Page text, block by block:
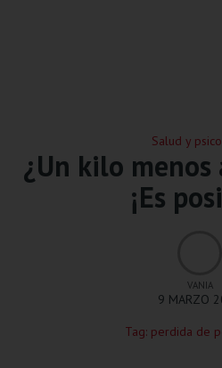
Salud y
¿Un kilo menos
¡Es
VANIA
9 MARZO
Tag: perdida de